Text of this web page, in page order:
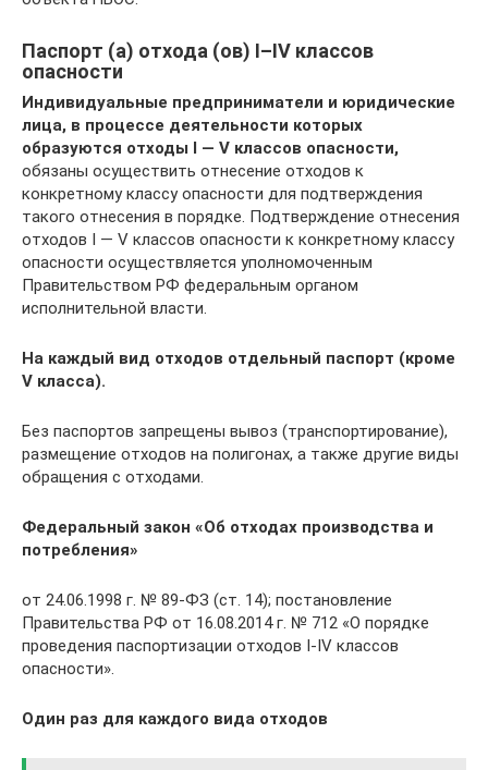
Паспорт (а) отхода (ов) I–IV классов
опасности
Индивидуальные предприниматели и юридические
лица, в процессе деятельности которых
образуются отходы I — V классов опасности,
обязаны осуществить отнесение отходов к
конкретному классу опасности для подтверждения
такого отнесения в порядке. Подтверждение отнесения
отходов I — V классов опасности к конкретному классу
опасности осуществляется уполномоченным
Правительством РФ федеральным органом
исполнительной власти.
На каждый вид отходов отдельный паспорт (кроме
V класса).
Без паспортов запрещены вывоз (транспортирование),
размещение отходов на полигонах, а также другие виды
обращения с отходами.
Федеральный закон «Об отходах производства и
потребления»
от 24.06.1998 г. № 89-ФЗ (ст. 14); постановление
Правительства РФ от 16.08.2014 г. № 712 «О порядке
проведения паспортизации отходов I-IV классов
опасности».
Один раз для каждого вида отходов